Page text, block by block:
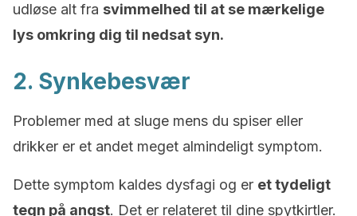
udløse alt fra svimmelhed til at se mærkelige
lys omkring dig til nedsat syn.
2. Synkebesvær
Problemer med at sluge mens du spiser eller
drikker er et andet meget almindeligt symptom.
Dette symptom kaldes dysfagi og er et tydeligt
tegn på angst. Det er relateret til dine spytkirtler.